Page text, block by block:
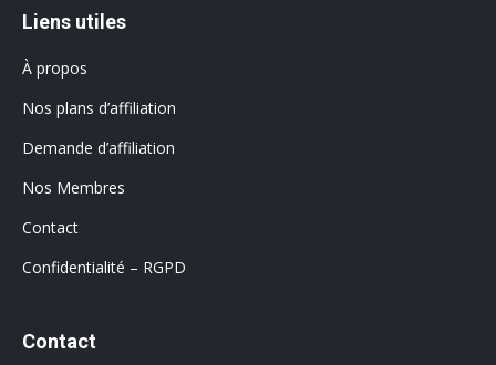
Liens utiles
À propos
Nos plans d’affiliation
Demande d’affiliation
Nos Membres
Contact
Confidentialité – RGPD
Contact